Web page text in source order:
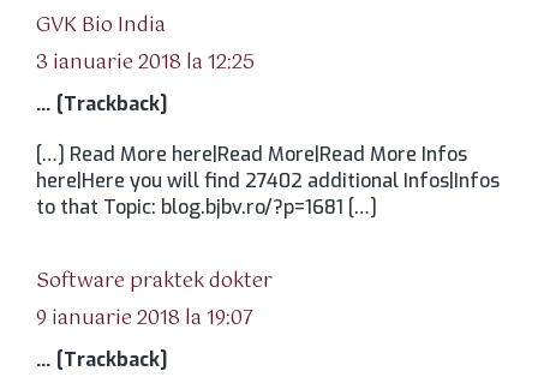
GVK Bio India
3 ianuarie 2018 la 12:25
… [Trackback]
[…] Read More here|Read More|Read More Infos
here|Here you will find 27402 additional Infos|Infos
to that Topic: blog.bjbv.ro/?p=1681 […]
Software praktek dokterspune:
9 ianuarie 2018 la 19:07
… [Trackback]